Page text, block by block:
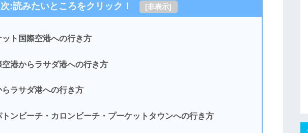
次:読みたいところをクリック！ [非表示]
ト国際空港への行き方
港からラサダ港への行き方
ラサダ港への行き方
ンビーチ・カロンビーチ・プーケットタウンへの行き方